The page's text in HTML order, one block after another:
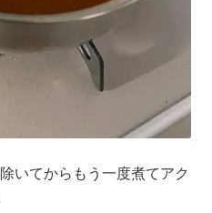
いてからもう一度煮てアク